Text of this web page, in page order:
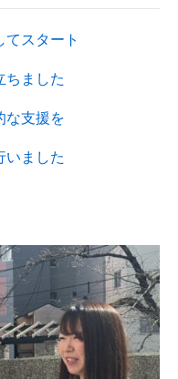
スタート
ちました
な支援を
いました